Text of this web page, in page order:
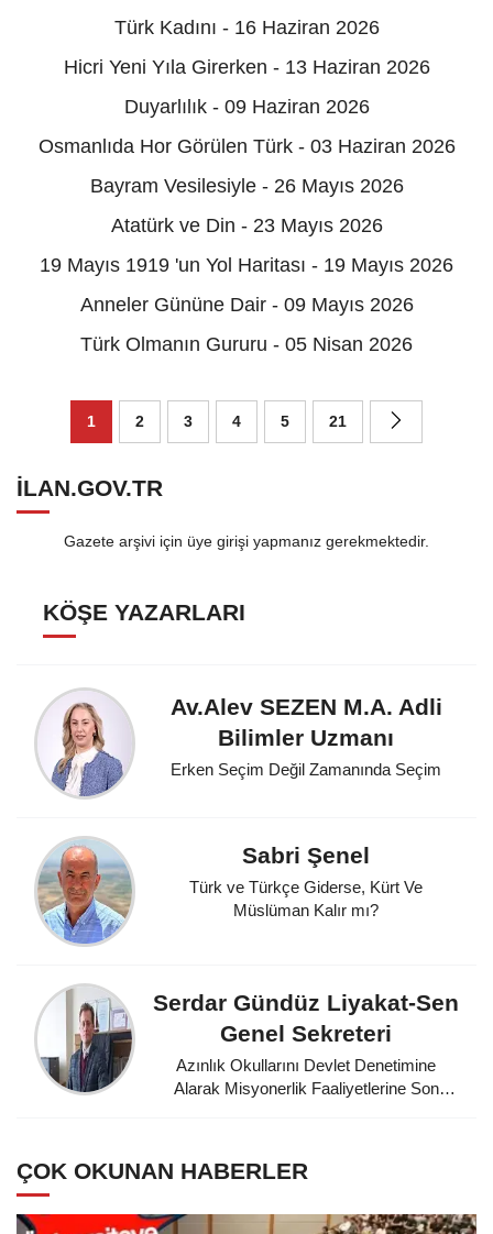
Türk Kadını - 16 Haziran 2026
Hicri Yeni Yıla Girerken - 13 Haziran 2026
Duyarlılık - 09 Haziran 2026
Osmanlıda Hor Görülen Türk - 03 Haziran 2026
Bayram Vesilesiyle - 26 Mayıs 2026
Atatürk ve Din - 23 Mayıs 2026
19 Mayıs 1919 'un Yol Haritası - 19 Mayıs 2026
Anneler Gününe Dair - 09 Mayıs 2026
Türk Olmanın Gururu - 05 Nisan 2026
1 2 3 4 5 21
ILAN.GOV.TR
Gazete arşivi için üye girişi yapmanız gerekmektedir.
KÖŞE YAZARLARI
Av.Alev SEZEN M.A. Adli
Bilimler Uzmanı
Erken Seçim Değil Zamanında Seçim
Sabri Şenel
Türk ve Türkçe Giderse, Kürt Ve
Müslüman Kalır mı?
Serdar Gündüz Liyakat-Sen
Genel Sekreteri
Azınlık Okullarını Devlet Denetimine
Alarak Misyonerlik Faaliyetlerine Son
ÇOK OKUNAN HABERLER